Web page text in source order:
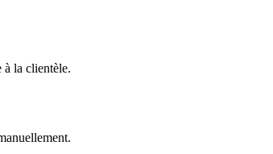
à la clientèle.